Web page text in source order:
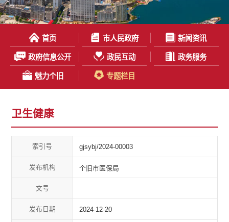
首页 市人民政府 新闻资讯
政府信息公开 政民互动 政务服务
魅力个旧 专题栏目
卫生健康
索引号 gjsybj/2024-00003
发布机构 个旧市医保局
文号
发布日期 2024-12-20